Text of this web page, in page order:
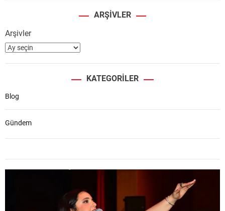
ARŞIVLER
Arşivler
KATEGORILER
Blog
Gündem